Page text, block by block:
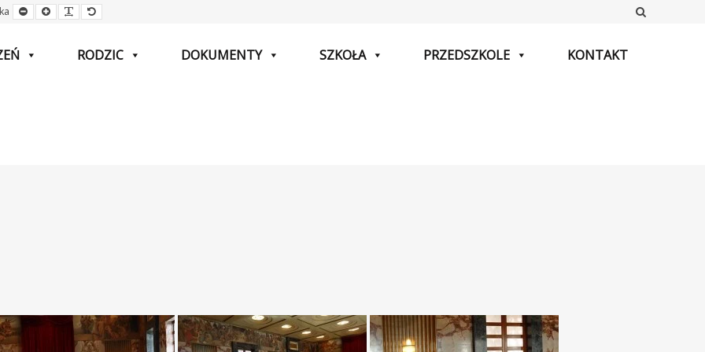
Mniejsza
czcionka
Większa
czcionka
Czytelna
czcionka
Domyślna
czcionka
RODZIC DOKUMENTY SZKOŁA PRZEDSZKOLE KONTAKT